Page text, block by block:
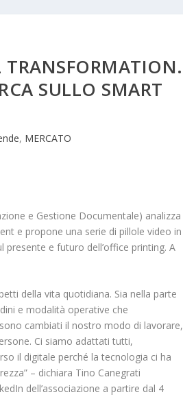
SULLO SMART
, MERCATO
e Gestione Documentale) analizza
e propone una serie di pillole video in
presente e futuro dell’office printing. A
della vita quotidiana. Sia nella parte
e modalità operative che
cambiati il nostro modo di lavorare,
Ci siamo adattati tutti,
il digitale perché la tecnologia ci ha
– dichiara Tino Canegrati
dell’associazione a partire dal 4